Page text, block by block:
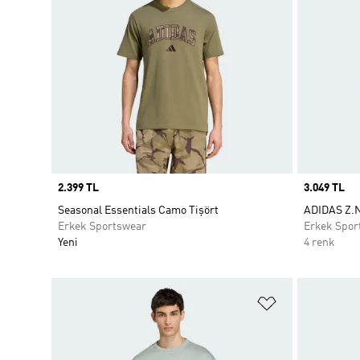
Price
2.399 TL
Seasonal Essentials Camo Tişört
Erkek Sportswear
Yeni
Price
3.049 TL
ADIDAS
Erkek
4 renk